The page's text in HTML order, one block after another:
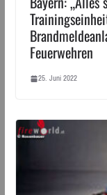
Feuerwehren
25. Juni 2022